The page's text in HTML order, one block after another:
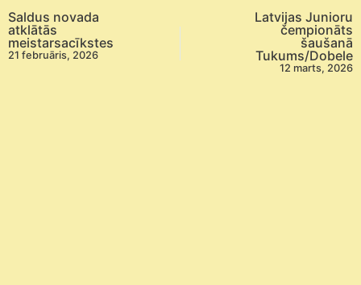
izcīņas
sacensības,
V
Saldus novada
atklātās
meistarsacīkstes
21 februāris, 2026
Latvijas Junioru
čempionāts
šaušanā
Tukums/Dobele
12 marts, 2026